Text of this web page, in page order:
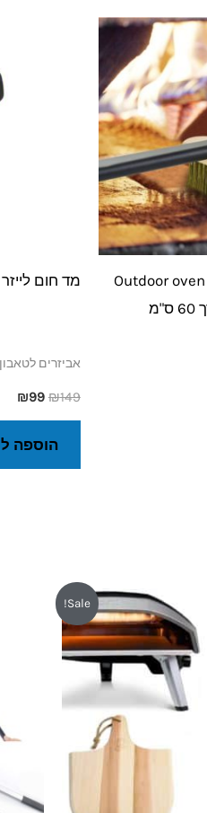
מברשת ניקוי לטאבון Outdoor oven
מד חום לייזר עד 550
אביזרים לטאבון
₪149
₪99
הוספה
Sale!